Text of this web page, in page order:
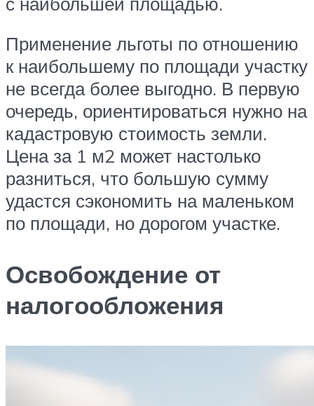
Применение льготы по отношению
к наибольшему по площади участку
не всегда более выгодно. В первую
очередь, ориентироваться нужно на
кадастровую стоимость земли.
Цена за 1 м2 может настолько
разниться, что большую сумму
удастся сэкономить на маленьком
по площади, но дорогом участке.
Освобождение от
налогообложения